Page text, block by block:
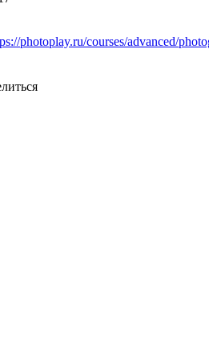
photoplay.ru/courses/advanced/